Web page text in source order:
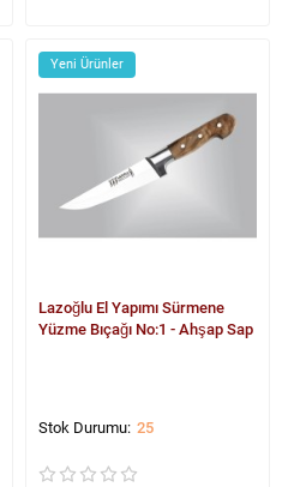
Yeni Ürünler
Lazoğlu El Yapımı Sürmene
Yüzme Bıçağı No:1 - Ahşap Sap
25